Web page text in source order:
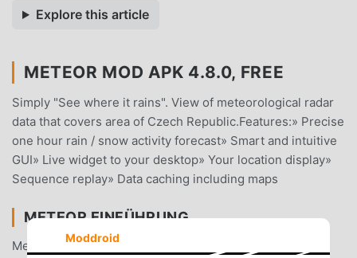
Explore this article
METEOR MOD APK 4.8.0, FREE
Simply "See where it rains". View of meteorological radar
data that covers area of Czech Republic.Features:» Precise
one hour rain / snow activity forecast» Smart and intuitive
GUI» Live widget to your desktop» Your location display»
Sequence replay» Data caching including maps
METEOR EINFÜHRUNG
Meteor Als sehr beliebte weather-App hat sie in letzter
Moddroid